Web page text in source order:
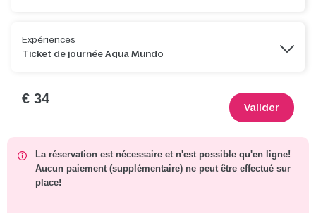
Expériences
Ticket de journée Aqua Mundo
€ 34
Valider
La réservation est nécessaire et n'est possible qu'en ligne!
Aucun paiement (supplémentaire) ne peut être effectué sur
place!